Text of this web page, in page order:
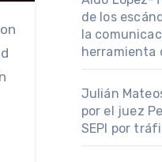
de los
la
herramienta
Julián
por el juez
SEPI por